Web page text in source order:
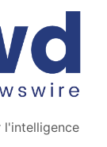
l'intelligence